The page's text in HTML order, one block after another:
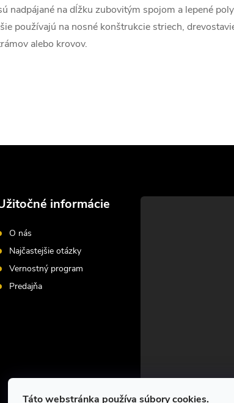
Táto webstránka používa súbory cookies.
nadpájané na dĺžku zubovitým spojom a lepené
používajú na nosné konštrukcie striech,
alebo krovov.
informácie
O nás
Najčastejšie otázky
Vernostný program
Predajňa